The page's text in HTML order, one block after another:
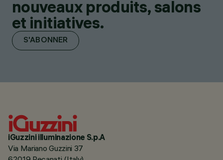
nouveaux produits, salons
et initiatives.
S'ABONNER
iGuzzini illuminazione S.p.A
Via Mariano Guzzini 37